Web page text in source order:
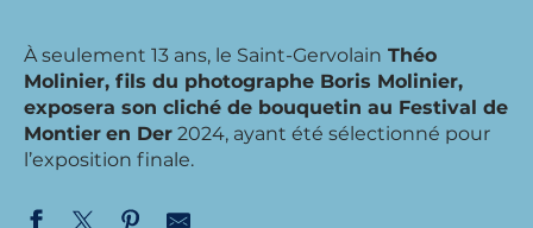
À seulement 13 ans, le Saint-Gervolain Théo
Molinier, fils du photographe Boris Molinier,
exposera son cliché de bouquetin au Festival de
Montier en Der 2024, ayant été sélectionné pour
l’exposition finale.